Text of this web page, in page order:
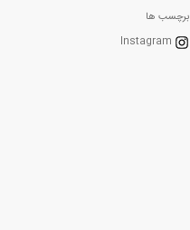
برچسب ها
Instagram